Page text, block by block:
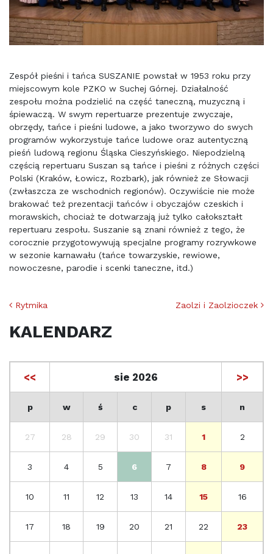
Zespół pieśni i tańca SUSZANIE powstał w 1953 roku przy
miejscowym kole PZKO w Suchej Górnej. Działalność
zespołu można podzielić na część taneczną, muzyczną i
śpiewaczą. W swym repertuarze prezentuje zwyczaje,
obrzędy, tańce i pieśni ludowe, a jako tworzywo do swych
programów wykorzystuje tańce ludowe oraz autentyczną
pieśń ludową regionu Śląska Cieszyńskiego. Niepodzielną
częścią repertuaru Suszan są tańce i pieśni z różnych części
Polski (Kraków, Łowicz, Rozbark), jak również ze Słowacji
(zwłaszcza ze wschodnich regionów). Oczywiście nie może
brakować też prezentacji tańców i obyczajów czeskich i
morawskich, chociaż te dotwarzają już tylko całokształt
repertuaru zespołu. Suszanie są znani również z tego, że
corocznie przygotowywują specjalne programy rozrywkowe
w sezonie karnawału (tańce towarzyskie, rewiowe,
nowoczesne, parodie i scenki taneczne, itd.)
Nawigacja po artykułach
Rytmika Zaolzi i Zaolzioczek
KALENDARZ
<< sie 2026 >>
p w ś c p s n
27 28 29 30 31 1 2
3 4 5 6 7 8 9
10 11 12 13 14 15 16
17 18 19 20 21 22 23